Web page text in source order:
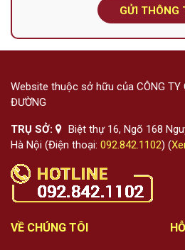
GỬI THÔNG
Website thuộc sở hữu của CÔNG TY
ĐƯỜNG
TRỤ SỞ:
Biệt thự 16, Ngõ 168
Hà Nội (Điện thoại: 092.842.1102) (
VỀ CHÚNG TÔI